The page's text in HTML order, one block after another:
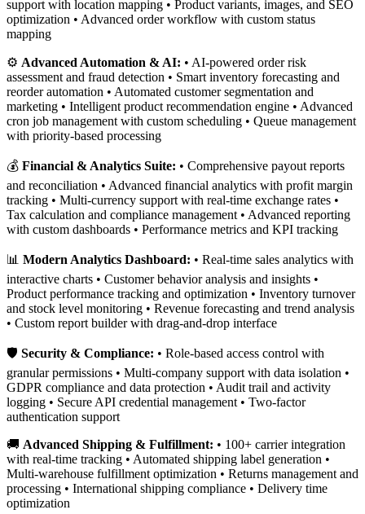
support with location mapping • Product variants, images, and SEO
optimization • Advanced order workflow with custom status
mapping
⚙️ Advanced Automation & AI: • AI-powered order risk
assessment and fraud detection • Smart inventory forecasting and
reorder automation • Automated customer segmentation and
marketing • Intelligent product recommendation engine • Advanced
cron job management with custom scheduling • Queue management
with priority-based processing
💰 Financial & Analytics Suite: • Comprehensive payout reports
and reconciliation • Advanced financial analytics with profit margin
tracking • Multi-currency support with real-time exchange rates •
Tax calculation and compliance management • Advanced reporting
with custom dashboards • Performance metrics and KPI tracking
📊 Modern Analytics Dashboard: • Real-time sales analytics with
interactive charts • Customer behavior analysis and insights •
Product performance tracking and optimization • Inventory turnover
and stock level monitoring • Revenue forecasting and trend analysis
• Custom report builder with drag-and-drop interface
🛡️ Security & Compliance: • Role-based access control with
granular permissions • Multi-company support with data isolation •
GDPR compliance and data protection • Audit trail and activity
logging • Secure API credential management • Two-factor
authentication support
🚚 Advanced Shipping & Fulfillment: • 100+ carrier integration
with real-time tracking • Automated shipping label generation •
Multi-warehouse fulfillment optimization • Returns management and
processing • International shipping compliance • Delivery time
optimization